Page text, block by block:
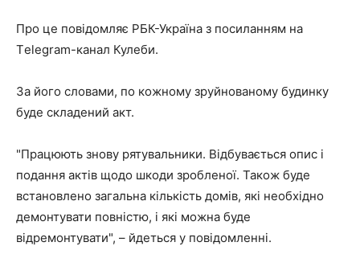
Про це повідомляє РБК-Україна з посиланням на
Тelegram-канал Кулеби.
За його словами, по кожному зруйнованому будинку
буде складений акт.
"Працюють знову рятувальники. Відбувається опис і
подання актів щодо шкоди зробленої. Також буде
встановлено загальна кількість домів, які необхідно
демонтувати повністю, і які можна буде
відремонтувати", – йдеться у повідомленні.